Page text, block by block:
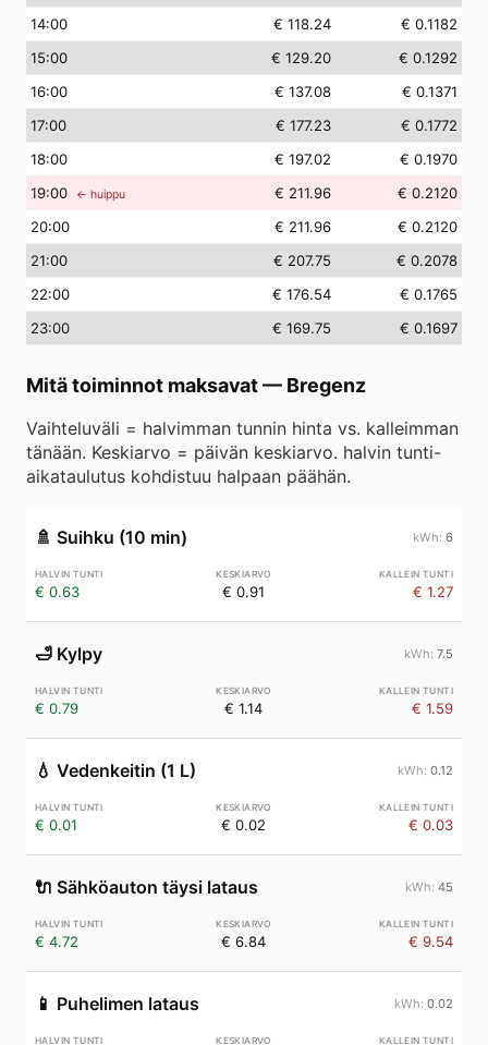
14:00 € 118.24
€ 0.1182
15:00 € 129.20
€ 0.1292
16:00 € 137.08
€ 0.1371
17:00 € 177.23
€ 0.1772
18:00 € 197.02
€ 0.1970
19:00 ← huippu € 211.96
€ 0.2120
20:00 € 211.96
€ 0.2120
21:00 € 207.75
€ 0.2078
22:00 € 176.54
€ 0.1765
23:00 € 169.75 € 0.1697
Mitä toiminnot maksavat— Bregenz
Vaihteluväli = halvimman tunnin hinta vs. kalleimman
tänään. Keskiarvo = päivän keskiarvo. halvin tunti-
aikataulutus kohdistuu halpaan päähän.
🚿 Suihku (10 min) 6
€ 0.63 € 0.91 € 1.27
🛁 Kylpy 7.5
€ 0.79 € 1.14 € 1.59
💧 Vedenkeitin (1 L) 0.12
€ 0.01 € 0.02 € 0.03
🔌 Sähköauton täysi lataus 45
€ 4.72 € 6.84 € 9.54
📱 Puhelimen lataus 0.02